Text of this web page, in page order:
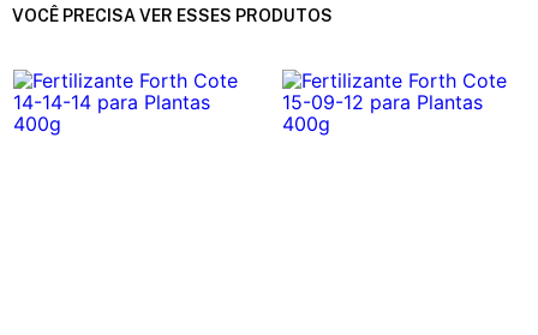
VOCÊ PRECISA VER ESSES PRODUTOS